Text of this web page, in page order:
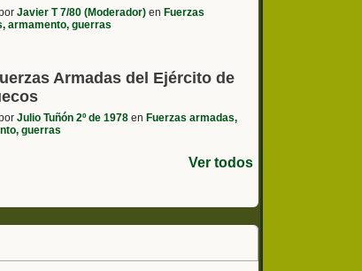
Javier T 7/80 (Moderador) en Fuerzas
armamento, guerras
Armadas del Ejército de
Julio Tuñón 2º de 1978 en Fuerzas armadas,
guerras
Ver todos